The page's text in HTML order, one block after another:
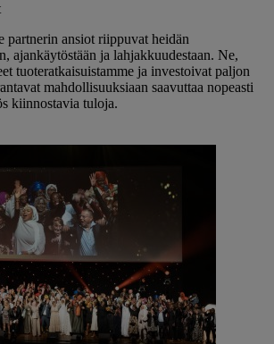
partnerin ansiot riippuvat heidän
ajankäytöstään ja lahjakkuudestaan. Ne,
tuoteratkaisuistamme ja investoivat paljon
mahdollisuuksiaan saavuttaa nopeasti
kiinnostavia tuloja.